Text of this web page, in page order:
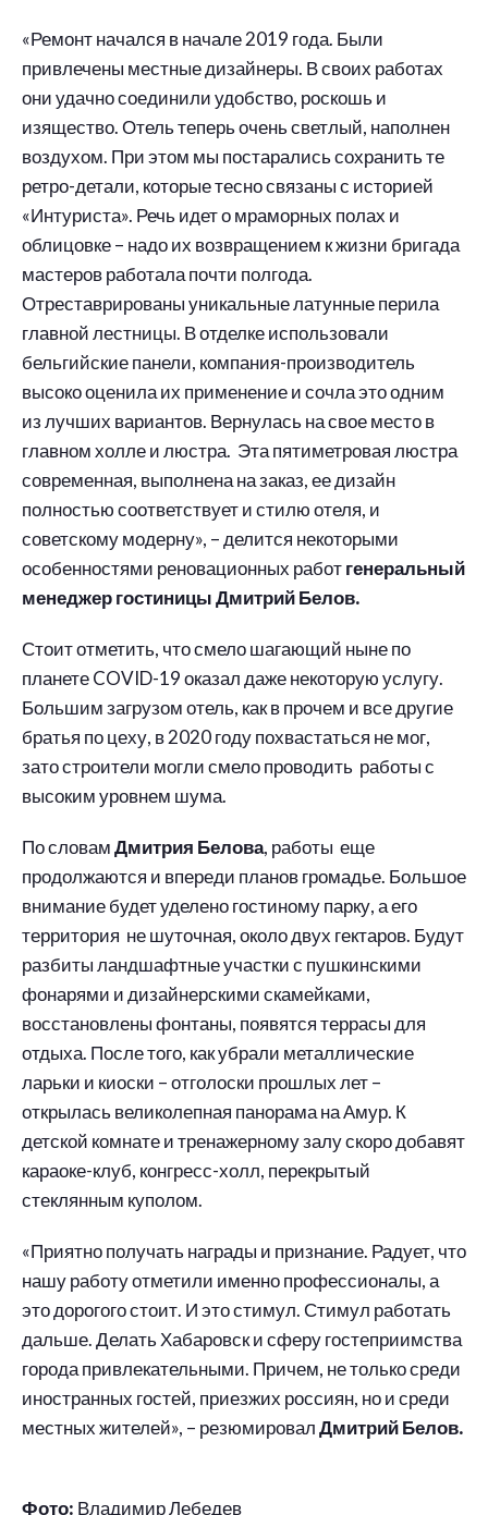
«Ремонт начался в начале 2019 года. Были
привлечены местные дизайнеры. В своих работах
они удачно соединили удобство, роскошь и
изящество. Отель теперь очень светлый, наполнен
воздухом. При этом мы постарались сохранить те
ретро-детали, которые тесно связаны с историей
«Интуриста». Речь идет о мраморных полах и
облицовке – надо их возвращением к жизни бригада
мастеров работала почти полгода.
Отреставрированы уникальные латунные перила
главной лестницы. В отделке использовали
бельгийские панели, компания-производитель
высоко оценила их применение и сочла это одним
из лучших вариантов. Вернулась на свое место в
главном холле и люстра. Эта пятиметровая люстра
современная, выполнена на заказ, ее дизайн
полностью соответствует и стилю отеля, и
советскому модерну», – делится некоторыми
особенностями реновационных работгенеральный
менеджер гостиницы Дмитрий Белов.
Стоит отметить, что смело шагающий ныне по
планете COVID-19 оказал даже некоторую услугу.
Большим загрузом отель, как в прочем и все другие
братья по цеху, в 2020 году похвастаться не мог,
зато строители могли смело проводить работы с
высоким уровнем шума.
По словамДмитрия Белова, работы еще
продолжаются и впереди планов громадье. Большое
внимание будет уделено гостиному парку, а его
территория не шуточная, около двух гектаров. Будут
разбиты ландшафтные участки с пушкинскими
фонарями и дизайнерскими скамейками,
восстановлены фонтаны, появятся террасы для
отдыха. После того, как убрали металлические
ларьки и киоски – отголоски прошлых лет –
открылась великолепная панорама на Амур. К
детской комнате и тренажерному залу скоро добавят
караоке-клуб, конгресс-холл, перекрытый
стеклянным куполом.
«Приятно получать награды и признание. Радует, что
нашу работу отметили именно профессионалы, а
это дорогого стоит. И это стимул. Стимул работать
дальше. Делать Хабаровск и сферу гостеприимства
города привлекательными. Причем, не только среди
иностранных гостей, приезжих россиян, но и среди
местных жителей», – резюмировалДмитрий Белов.
Фото: Владимир Лебедев